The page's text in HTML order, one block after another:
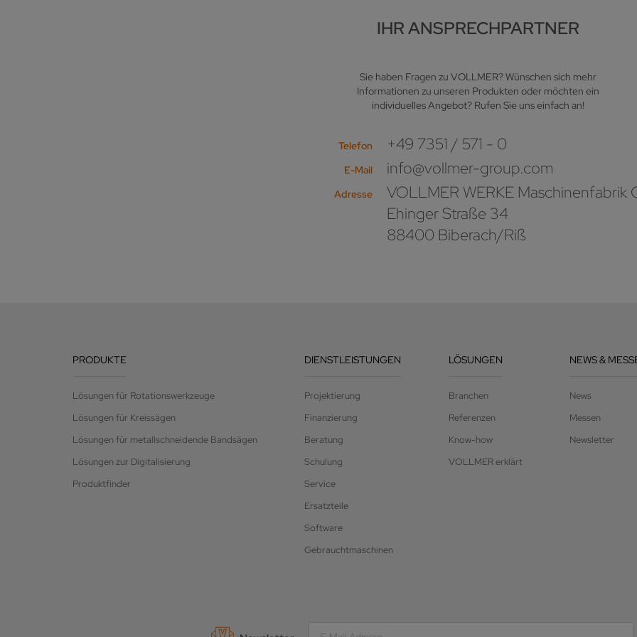
IHR ANSPRECHPARTNER
Sie haben Fragen zu VOLLMER? Wünschen sich mehr
Informationen zu unseren Produkten oder möchten ein
individuelles Angebot? Rufen Sie uns einfach an!
Telefon +49 7351 / 571 - 0
E-Mail info@vollmer-group.com
Adresse
VOLLMER WERKE Maschinenfabrik
Ehinger Straße 34
88400 Biberach/Riß
PRODUKTE
Lösungen für Rotationswerkzeuge
Lösungen für Kreissägen
Lösungen für metallschneidende Bandsägen
Lösungen zur Digitalisierung
Produktfinder
DIENSTLEISTUNGEN
Projektierung
Finanzierung
Beratung
Schulung
Service
Ersatzteile
Software
Gebrauchtmaschinen
LÖSUNGEN
Branchen
Referenzen
Know-how
VOLLMER erklärt
NEWS &
News
Messen
Newsletter